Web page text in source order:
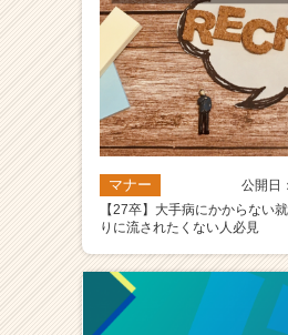
マナー
公開日
【27卒】大手病にかからない
りに流されたくない人必見